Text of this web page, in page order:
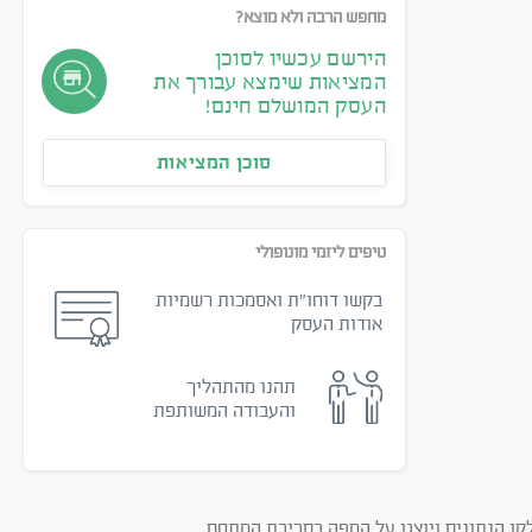
מחפש הרבה ולא מוצא?
הירשם עכשיו לסוכן
המציאות שימצא עבורך את
העסק המושלם חינם!
סוכן המציאות
טיפים ליזמי מונופולי
בקשו דוחו״ת ואסמכות רשמיות
אודות העסק
תהנו מהתהליך
והעבודה המשותפת